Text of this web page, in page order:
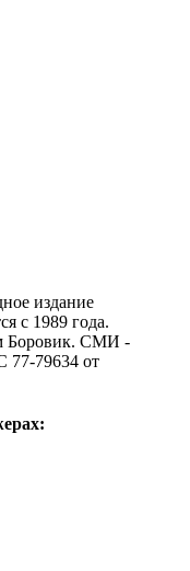
издание
с 1989 года.
Боровик. CМИ -
77-79634 от